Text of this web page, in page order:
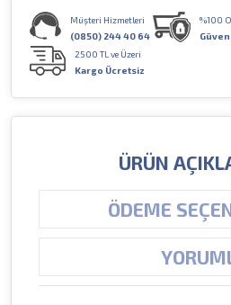
Müşteri Hizmetleri
(0850) 244 40 64
%100
2500 TL ve Üzeri
Kargo Ücretsiz
ÜRÜN
ÖDEME